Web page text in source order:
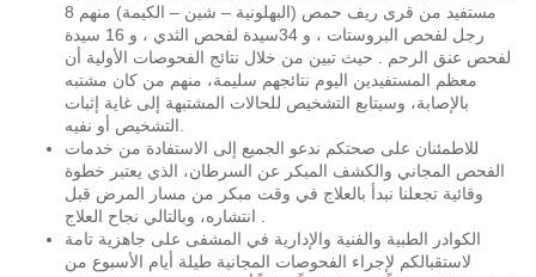
مستفيد من قرى ريف حمص (البهلونية – شين – الكيمة) منهم 8
رجل لفحص البروستات ، و 34سيدة لفحص الثدي ، و 16 سيدة
لفحص عنق الرحم . حيث تبين من خلال نتائج الفحوصات الأولية أن
معظم المستفيدين اليوم نتائجهم سليمة، منهم من كان مشتبه
بالإصابة، وسيتابع التشخيص للحالات المشتبهة إلى غاية إثبات
للاطمئنان على صحتكم ندعو الجميع إلى الاستفادة من خدمات
الفحص المجاني والكشف المبكر عن السرطان، الذي يعتبر خطوة
وقائية تجعلنا نبدأ بالعلاج في وقت مبكر من مسار المرض قبل
الكوادر الطبية والفنية والإدارية في المشفى على جاهزية تامة
لاستقبالكم لإجراء الفحوصات المجانية طيلة أيام الأسبوع من